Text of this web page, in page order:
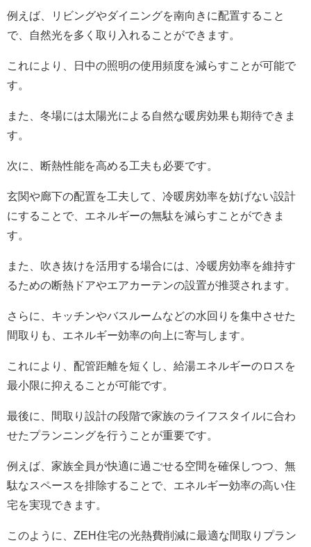
例えば、リビングやダイニングを南向きに配置すること
で、自然光を多く取り入れることができます。
これにより、日中の照明の使用頻度を減らすことが可能で
す。
また、冬場には太陽光による自然な暖房効果も期待できま
す。
次に、断熱性能を高める工夫も必要です。
玄関や廊下の配置を工夫して、冷暖房効率を妨げない設計
にすることで、エネルギーの無駄を減らすことができま
す。
また、吹き抜けを活用する場合には、冷暖房効率を維持す
るための断熱ドアやエアカーテンの設置が推奨されます。
さらに、キッチンやバスルームなどの水回りを集中させた
間取りも、エネルギー効率の向上に寄与します。
これにより、配管距離を短くし、給湯エネルギーのロスを
最小限に抑えることが可能です。
最後に、間取り設計の段階で家族のライフスタイルに合わ
せたプランニングを行うことが重要です。
例えば、家族全員が快適に過ごせる空間を確保しつつ、無
駄なスペースを排除することで、エネルギー効率の高い住
宅を実現できます。
このように、ZEH住宅の光熱費削減に最適な間取りプラン